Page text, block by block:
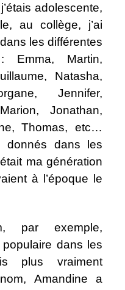
adolescente,
au collège, j’ai
les différentes
Emma, Martin,
Natasha,
Jennifer,
Jonathan,
Thomas, etc…
donnés dans les
ma génération
à l’époque le
par exemple,
dans les
plus vraiment
Amandine a